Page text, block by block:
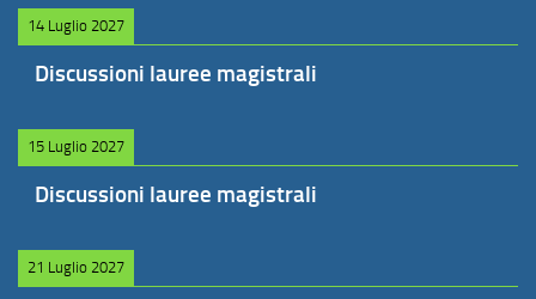
14 Luglio 2027
Discussioni lauree magistrali
15 Luglio 2027
Discussioni lauree magistrali
21 Luglio 2027